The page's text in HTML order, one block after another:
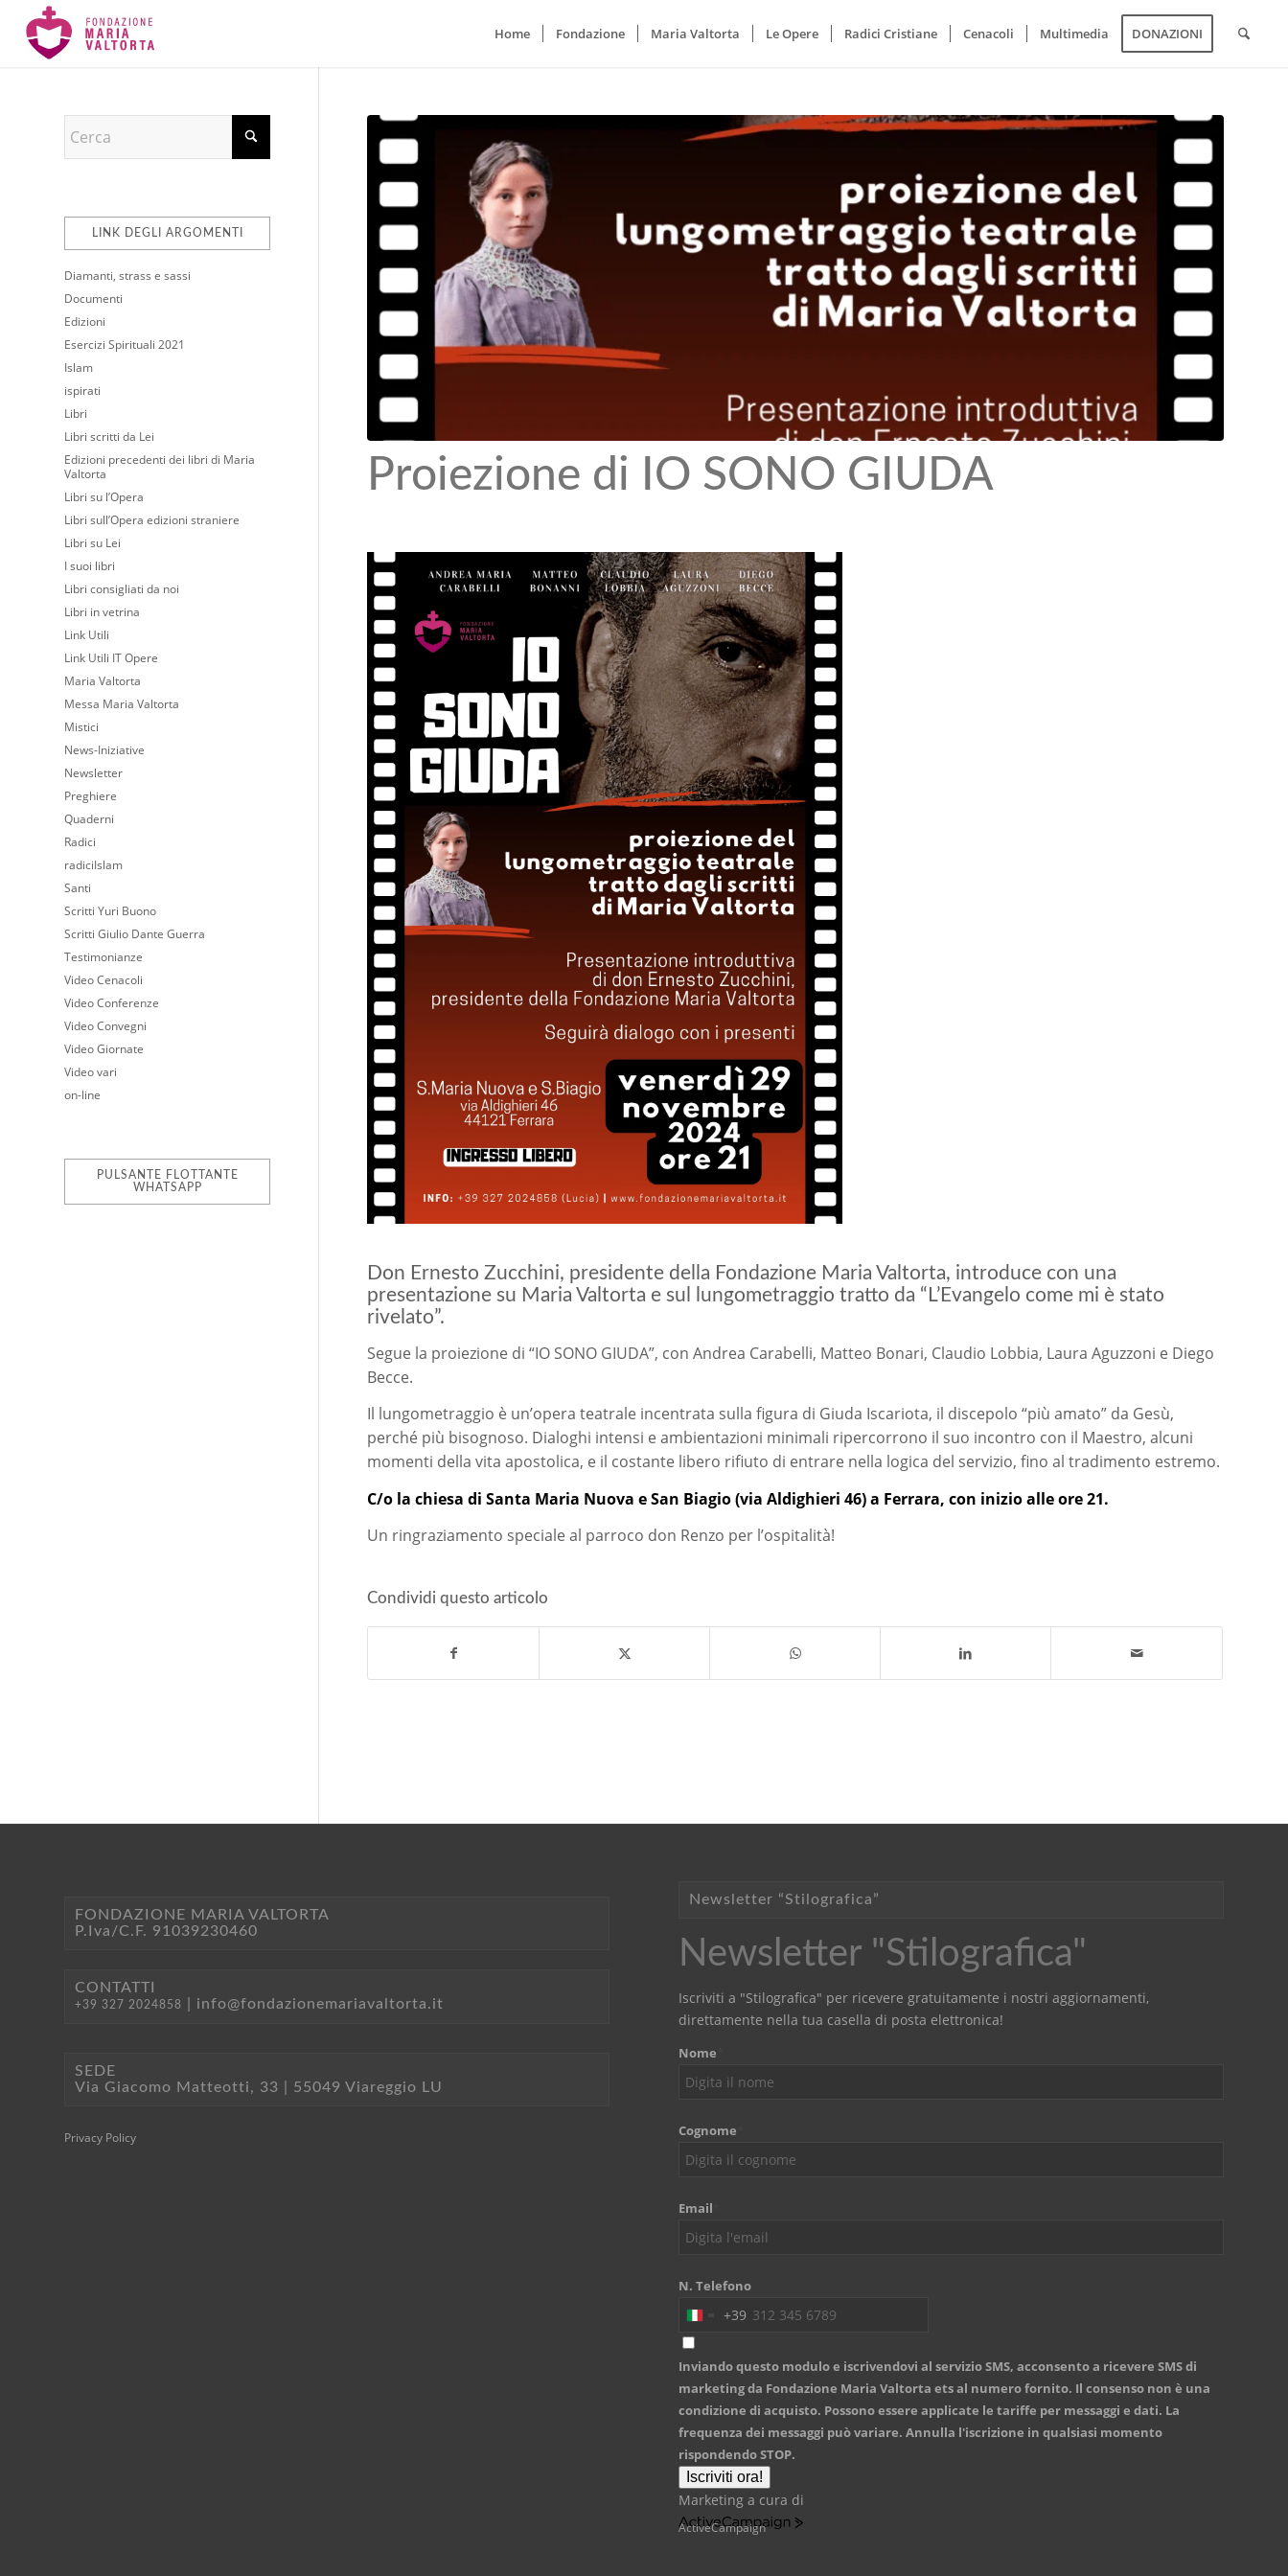
Home Fondazione Maria Valtorta Le Opere Radici Cristiane Cenacoli Multimedia DONAZIONI
Proiezione di IO SONO GIUDA
Don Ernesto Zucchini, presidente della Fondazione Maria Valtorta, introduce con una
presentazione su Maria Valtorta e sul lungometraggio tratto da “L’Evangelo come mi è stato
rivelato”.
Segue la proiezione di “IO SONO GIUDA”, con Andrea Carabelli, Matteo Bonari, Claudio Lobbia, Laura Aguzzoni e Diego
Becce.
Il lungometraggio è un’opera teatrale incentrata sulla figura di Giuda Iscariota, il discepolo “più amato” da Gesù,
perché più bisognoso. Dialoghi intensi e ambientazioni minimali ripercorrono il suo incontro con il Maestro, alcuni
momenti della vita apostolica, e il costante libero rifiuto di entrare nella logica del servizio, fino al tradimento estremo.
C/o la chiesa di Santa Maria Nuova e San Biagio (via Aldighieri 46) a Ferrara, con inizio alle ore 21.
Un ringraziamento speciale al parroco don Renzo per l’ospitalità!
Condividi questo articolo
LINK DEGLI ARGOMENTI
Diamanti, strass e sassi
Documenti
Edizioni
Esercizi Spirituali 2021
Islam
ispirati
Libri
Libri scritti da Lei
Edizioni precedenti dei libri di Maria
Valtorta
Libri su l’Opera
Libri sull’Opera edizioni straniere
Libri su Lei
I suoi libri
Libri consigliati da noi
Libri in vetrina
Link Utili
Link Utili IT Opere
Maria Valtorta
Messa Maria Valtorta
Mistici
News-Iniziative
Newsletter
Preghiere
Quaderni
Radici
radiciIslam
Santi
Scritti Yuri Buono
Scritti Giulio Dante Guerra
Testimonianze
Video Cenacoli
Video Conferenze
Video Convegni
Video Giornate
Video vari
on-line
PULSANTE FLOTTANTE
WHATSAPP
FONDAZIONE MARIA VALTORTA
P.Iva/C.F. 91039230460
CONTATTI
+39 327 2024858 info@fondazionemariavaltorta.it
SEDE
Via Giacomo Matteotti, 33 | 55049 Viareggio LU
Privacy Policy
Newsletter “Stilografica”
Newsletter "Stilografica"
Iscriviti a "Stilografica" per ricevere gratuitamente i nostri aggiornamenti,
direttamente nella tua casella di posta elettronica!
Nome
Cognome
Email
N. Telefono
Italy
+39
Inviando questo modulo e iscrivendovi al servizio SMS, acconsento a ricevere SMS di
marketing da Fondazione Maria Valtorta ets al numero fornito. Il consenso non è una
condizione di acquisto. Possono essere applicate le tariffe per messaggi e dati. La
frequenza dei messaggi può variare. Annulla l'iscrizione in qualsiasi momento
rispondendo STOP.
Iscriviti ora!
Marketing a cura di
ActiveCampaign